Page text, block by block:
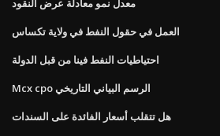
معدل نمو معادلة عرض النقود
العمل في حقول النفط في ولاية تكساس
احتياطيات النفط فينا من قبل الدولة
Mcx cpo الرسم البياني التاريخي
هل تتقلب أسعار الفائدة على السندات